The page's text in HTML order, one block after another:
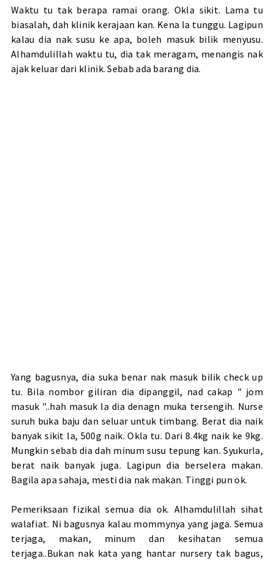
Waktu tu tak berapa ramai orang. Okla sikit. Lama tu
biasalah, dah klinik kerajaan kan. Kena la tunggu. Lagipun
kalau dia nak susu ke apa, boleh masuk bilik menyusu.
Alhamdulillah waktu tu, dia tak meragam, menangis nak
ajak keluar dari klinik. Sebab ada barang dia.
Yang bagusnya, dia suka benar nak masuk bilik check up
tu. Bila nombor giliran dia dipanggil, nad cakap " jom
masuk "..hah masuk la dia denagn muka tersengih. Nurse
suruh buka baju dan seluar untuk timbang. Berat dia naik
banyak sikit la, 500g naik. Okla tu. Dari 8.4kg naik ke 9kg.
Mungkin sebab dia dah minum susu tepung kan. Syukurla,
berat naik banyak juga. Lagipun dia berselera makan.
Bagila apa sahaja, mesti dia nak makan. Tinggi pun ok.
Pemeriksaan fizikal semua dia ok. Alhamdulillah sihat
walafiat. Ni bagusnya kalau mommynya yang jaga. Semua
terjaga, makan, minum dan kesihatan semua
terjaga..Bukan nak kata yang hantar nursery tak bagus,